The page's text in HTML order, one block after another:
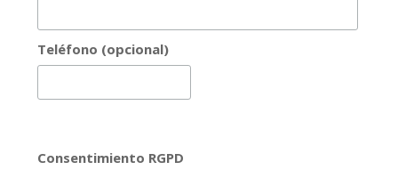
Teléfono (opcional)
Consentimiento RGPD